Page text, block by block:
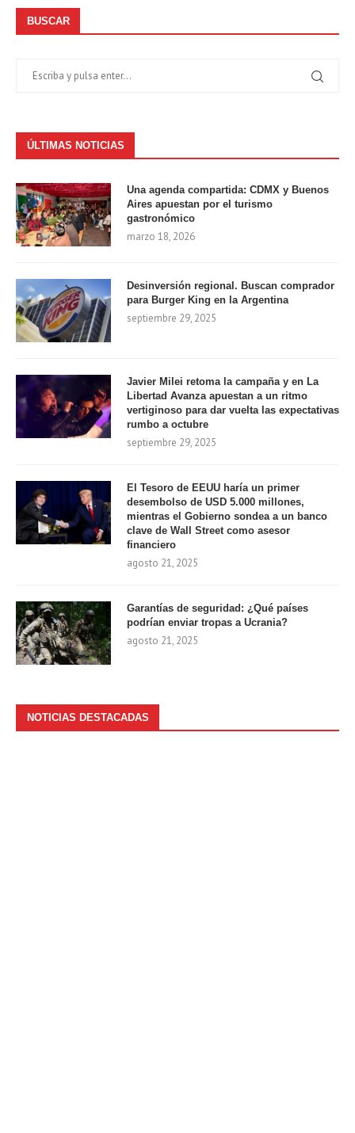
BUSCAR
ÚLTIMAS NOTICIAS
Una agenda compartida: CDMX y Buenos
Aires apuestan por el turismo
gastronómico
marzo 18, 2026
Desinversión regional. Buscan comprador
para Burger King en la Argentina
septiembre 29, 2025
Javier Milei retoma la campaña y en La
Libertad Avanza apuestan a un ritmo
vertiginoso para dar vuelta las expectativas
rumbo a octubre
septiembre 29, 2025
El Tesoro de EEUU haría un primer
desembolso de USD 5.000 millones,
mientras el Gobierno sondea a un banco
clave de Wall Street como asesor
financiero
agosto 21, 2025
Garantías de seguridad: ¿Qué países
podrían enviar tropas a Ucrania?
agosto 21, 2025
NOTICIAS DESTACADAS